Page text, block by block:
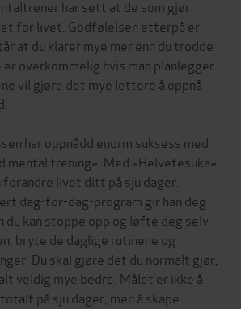
har sett at de som gjør
for livet. Godfølelsen etterpå er
at du klarer mye mer enn du trodde
er overkommelig hvis man planlegger
vil gjøre det mye lettere å oppnå
har oppnådd enorm suksess med
mental trening». Med «Helvetesuka»
forandre livet ditt på sju dager.
dag-for-dag-program gir han deg
du kan stoppe opp og løfte deg selv
bryte de daglige rutinene og
Du skal gjøre det du normalt gjør,
veldig mye bedre. Målet er ikke å
på sju dager, men å skape